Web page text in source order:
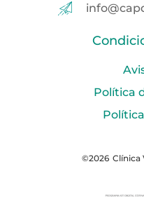
Política
©2026 Clínica